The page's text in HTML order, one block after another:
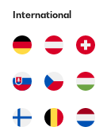
International